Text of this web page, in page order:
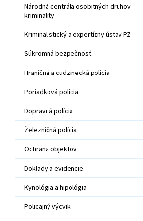
Národná centrála osobitných druhov
kriminality
Kriminalistický a expertízny ústav PZ
Súkromná bezpečnosť
Hraničná a cudzinecká polícia
Poriadková polícia
Dopravná polícia
Železničná polícia
Ochrana objektov
Doklady a evidencie
Kynológia a hipológia
Policajný výcvik